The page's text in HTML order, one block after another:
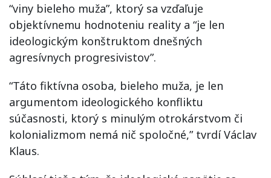
“viny bieleho muža”, ktorý sa vzďaľuje
objektívnemu hodnoteniu reality a “je len
ideologickým konštruktom dnešných
agresívnych progresivistov”.
“Táto fiktívna osoba, bieleho muža, je len
argumentom ideologického konfliktu
súčasnosti, ktorý s minulým otrokárstvom či
kolonializmom nemá nič spoločné,” tvrdí Václav
Klaus.